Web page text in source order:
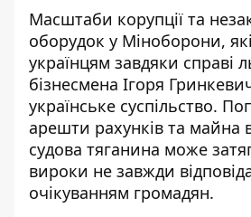
Масштаби корупції та
оборудок у Міноборони,
українцям завдяки справі
бізнесмена Ігоря
українське суспільство.
арешти рахунків та майна
судова тяганина може
вироки не завжди
очікуванням громадян.